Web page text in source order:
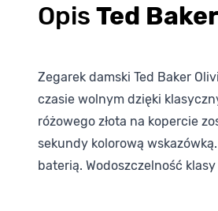
Opis Ted
Zegarek damski Ted Baker
czasie wolnym dzięki
różowego złota na kopercie
sekundy kolorową
baterią. Wodoszczelność